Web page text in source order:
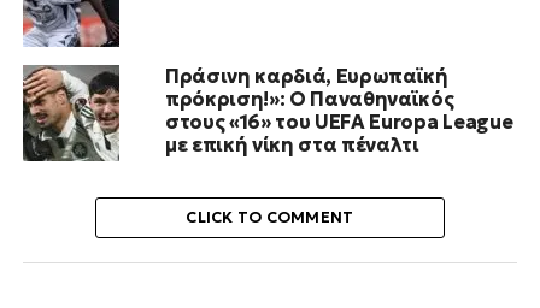
Πράσινη καρδιά, Ευρωπαϊκή
πρόκριση!»: Ο Παναθηναϊκός
στους «16» του UEFA Europa League
με επική νίκη στα πέναλτι
CLICK TO COMMENT